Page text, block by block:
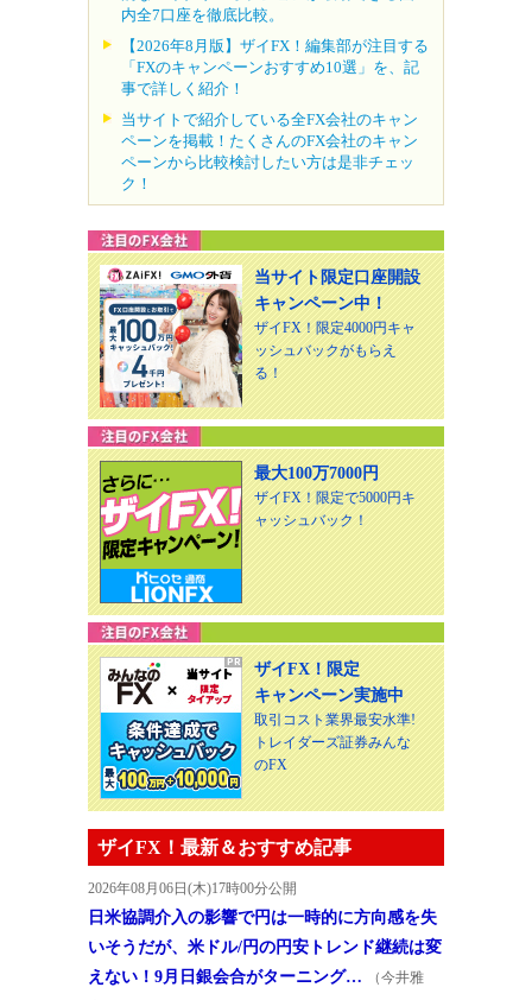
内全7口座を徹底比較。
【2026年8月版】ザイFX！編集部が注目する
「FXのキャンペーンおすすめ10選」を、記
事で詳しく紹介！
当サイトで紹介している全FX会社のキャン
ペーンを掲載！たくさんのFX会社のキャン
ペーンから比較検討したい方は是非チェッ
ク！
当サイト限定口座開設
キャンペーン中！
ザイFX！限定4000円キャ
ッシュバックがもらえ
る！
最大100万7000円
ザイFX！限定で5000円キ
ャッシュバック！
ザイFX！限定
キャンペーン実施中
取引コスト業界最安水準!
トレイダーズ証券みんな
のFX
ザイFX！最新＆おすすめ記事
2026年08月06日(木)17時00分公開
日米協調介入の影響で円は一時的に方向感を失
いそうだが、米ドル/円の円安トレンド継続は変
えない！9月日銀会合がターニング…
（今井雅